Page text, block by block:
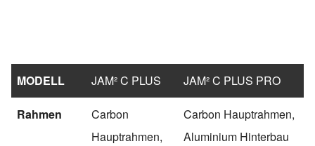
MODELL JAM² C PLUS JAM² C PLUS PRO
Rahmen
Carbon
Hauptrahmen,
Carbon Hauptrahmen,
Aluminium Hinterbau